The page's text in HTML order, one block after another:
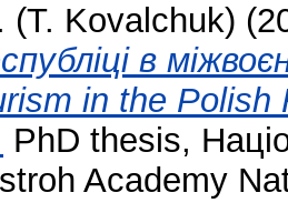
(T. Kovalchuk)
в
in the Polish
PhD thesis,
Academy